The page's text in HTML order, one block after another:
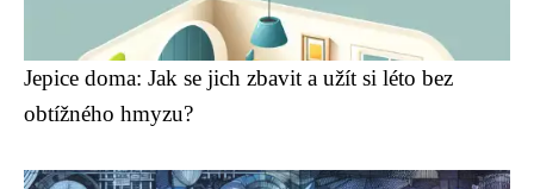
Jepice doma: Jak se jich zbavit a užít si léto bez
obtížného hmyzu?